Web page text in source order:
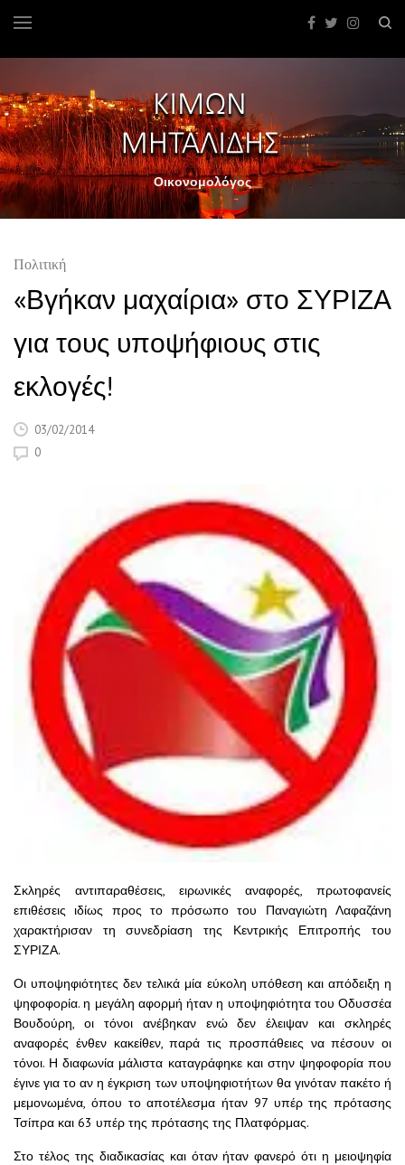
Οικονομολόγος
Πολιτική
«Βγήκαν μαχαίρια» στο ΣΥΡΙΖΑ
για τους υποψήφιους στις
εκλογές!
03/02/2014
0
Σκληρές αντιπαραθέσεις, ειρωνικές αναφορές, πρωτοφανείς
επιθέσεις ιδίως προς το πρόσωπο του Παναγιώτη Λαφαζάνη
χαρακτήρισαν τη συνεδρίαση της Κεντρικής Επιτροπής του
ΣΥΡΙΖΑ.
Οι υποψηφιότητες δεν τελικά μία εύκολη υπόθεση και απόδειξη η
ψηφοφορία. η μεγάλη αφορμή ήταν η υποψηφιότητα του Οδυσσέα
Βουδούρη, οι τόνοι ανέβηκαν ενώ δεν έλειψαν και σκληρές
αναφορές ένθεν κακείθεν, παρά τις προσπάθειες να πέσουν οι
τόνοι. Η διαφωνία μάλιστα καταγράφηκε και στην ψηφοφορία που
έγινε για το αν η έγκριση των υποψηφιοτήτων θα γινόταν πακέτο ή
μεμονωμένα, όπου το αποτέλεσμα ήταν 97 υπέρ της πρότασης
Τσίπρα και 63 υπέρ της πρότασης της Πλατφόρμας.
Στο τέλος της διαδικασίας και όταν ήταν φανερό ότι η μειοψηφία